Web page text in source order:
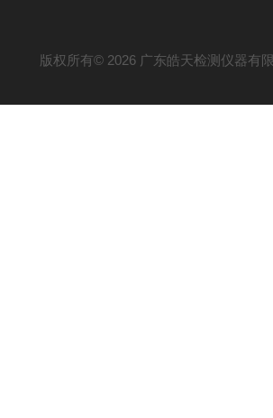
版权所有© 2026 广东皓天检测仪器有